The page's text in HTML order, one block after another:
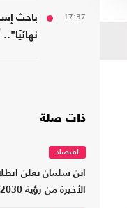
17:37
باحث
ذات صلة
اقتصاد
ابن سلمان يعلن
الأخيرة من رؤية 2030.. ماذا تتضمن؟